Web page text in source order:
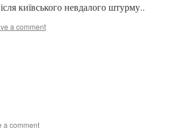
київського невдалого штурму..
a comment
a comment